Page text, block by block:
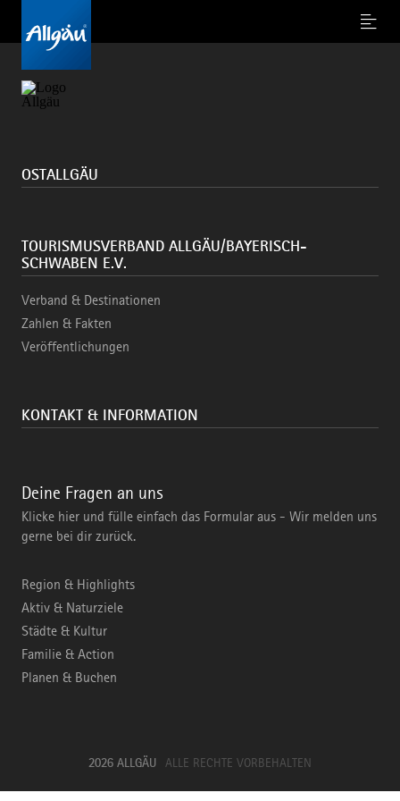
Menu
OSTALLGÄU
TOURISMUSVERBAND ALLGÄU/BAYERISCH-
SCHWABEN E.V.
Verband & Destinationen
Zahlen & Fakten
Veröffentlichungen
KONTAKT & INFORMATION
Deine Fragen an uns
Klicke hier und fülle einfach das Formular aus - Wir melden uns
gerne bei dir zurück.
Region & Highlights
Aktiv & Naturziele
Städte & Kultur
Familie & Action
Planen & Buchen
2026 ALLGÄU ALLE RECHTE VORBEHALTEN